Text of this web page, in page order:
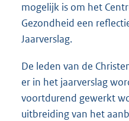
mogelijk is om het
Gezondheid een
Jaarverslag.
De leden van de
er in het jaarverslag
voortdurend gewerkt
uitbreiding van het